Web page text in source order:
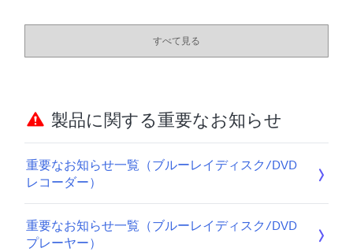
すべて見る
製品に関する重要なお知らせ
重要なお知らせ一覧（ブルーレイディスク/DVD
レコーダー）
重要なお知らせ一覧（ブルーレイディスク/DVD
プレーヤー）